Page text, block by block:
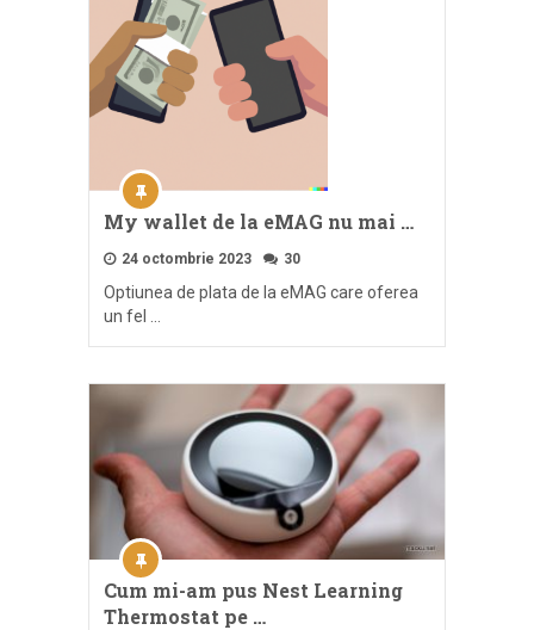
My wallet de la eMAG nu mai …
24 octombrie 2023 30
Optiunea de plata de la eMAG care oferea
un fel …
Cum mi-am pus Nest Learning
Thermostat pe …